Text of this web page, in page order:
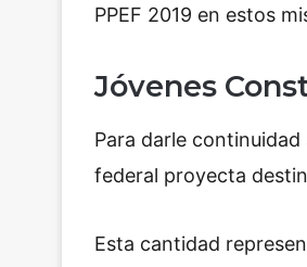
PPEF 2019 en estos
Jóvenes
Para darle
federal proyecta
Esta cantidad